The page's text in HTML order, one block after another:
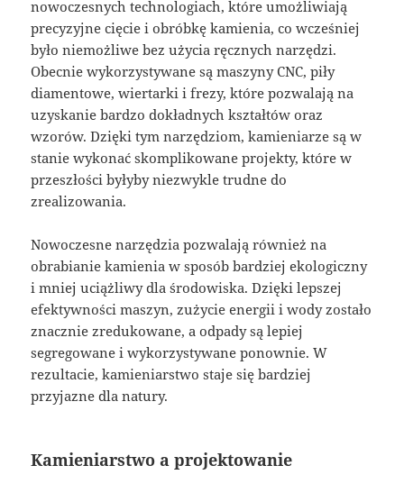
nowoczesnych technologiach, które umożliwiają
precyzyjne cięcie i obróbkę kamienia, co wcześniej
było niemożliwe bez użycia ręcznych narzędzi.
Obecnie wykorzystywane są maszyny CNC, piły
diamentowe, wiertarki i frezy, które pozwalają na
uzyskanie bardzo dokładnych kształtów oraz
wzorów. Dzięki tym narzędziom, kamieniarze są w
stanie wykonać skomplikowane projekty, które w
przeszłości byłyby niezwykle trudne do
zrealizowania.
Nowoczesne narzędzia pozwalają również na
obrabianie kamienia w sposób bardziej ekologiczny
i mniej uciążliwy dla środowiska. Dzięki lepszej
efektywności maszyn, zużycie energii i wody zostało
znacznie zredukowane, a odpady są lepiej
segregowane i wykorzystywane ponownie. W
rezultacie, kamieniarstwo staje się bardziej
przyjazne dla natury.
Kamieniarstwo a projektowanie